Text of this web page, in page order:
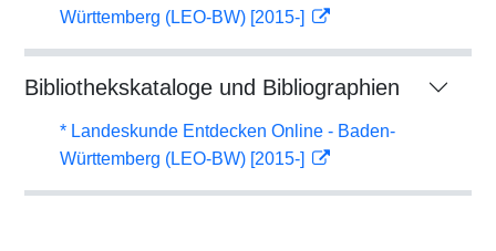
Württemberg (LEO-BW) [2015-]
Bibliothekskataloge und Bibliographien
* Landeskunde Entdecken Online - Baden-
Württemberg (LEO-BW) [2015-]